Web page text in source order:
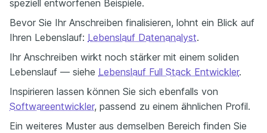
speziell entworfenen Beispiele.
Bevor Sie Ihr Anschreiben finalisieren, lohnt ein Blick auf
Ihren Lebenslauf: Lebenslauf Datenanalyst.
Ihr Anschreiben wirkt noch stärker mit einem soliden
Lebenslauf — siehe Lebenslauf Full Stack Entwickler.
Inspirieren lassen können Sie sich ebenfalls von
Softwareentwickler, passend zu einem ähnlichen Profil.
Ein weiteres Muster aus demselben Bereich finden Sie